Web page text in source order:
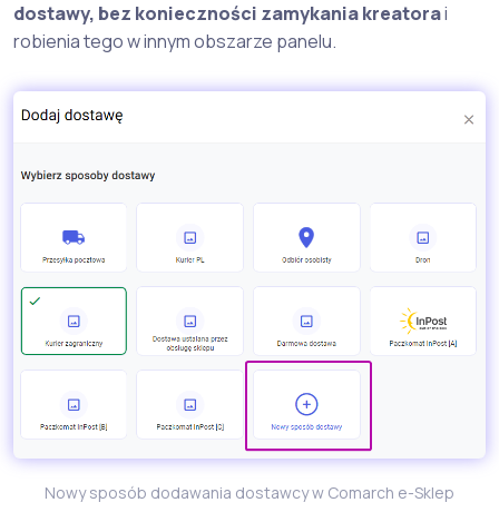
dostawy, bez konieczności zamykania kreatorai
robienia tego w innym obszarze panelu.
Nowy sposób dodawania dostawcy w Comarch e-Sklep